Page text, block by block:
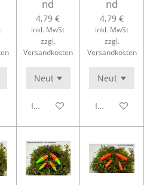
nd
4,79 €
inkl. MwSt
zzgl.
Versandkosten
In den Warenkorb
nd
4,79 €
inkl. MwSt
zzgl.
Versandkosten
In den